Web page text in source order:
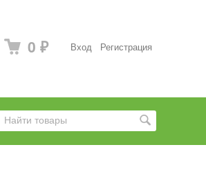
Вход Регистрация
0 ₽